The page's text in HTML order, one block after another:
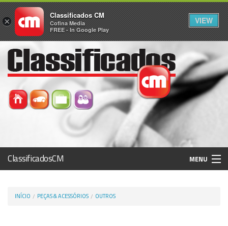
ClassificadosCM MENU
Histórico
INÍCIO PEÇAS & ACESSÓRIOS OUTROS
×
Classificados CM
Cofina Media
FREE - In Google Play
VIEW